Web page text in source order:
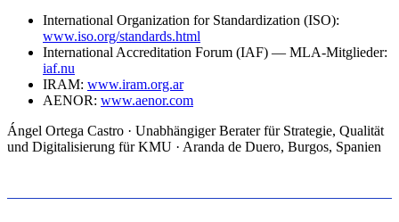
International Organization for Standardization (ISO):
www.iso.org/standards.html
International Accreditation Forum (IAF) — MLA-Mitglieder:
iaf.nu
IRAM: www.iram.org.ar
AENOR: www.aenor.com
Ángel Ortega Castro · Unabhängiger Berater für Strategie, Qualität
und Digitalisierung für KMU · Aranda de Duero, Burgos, Spanien